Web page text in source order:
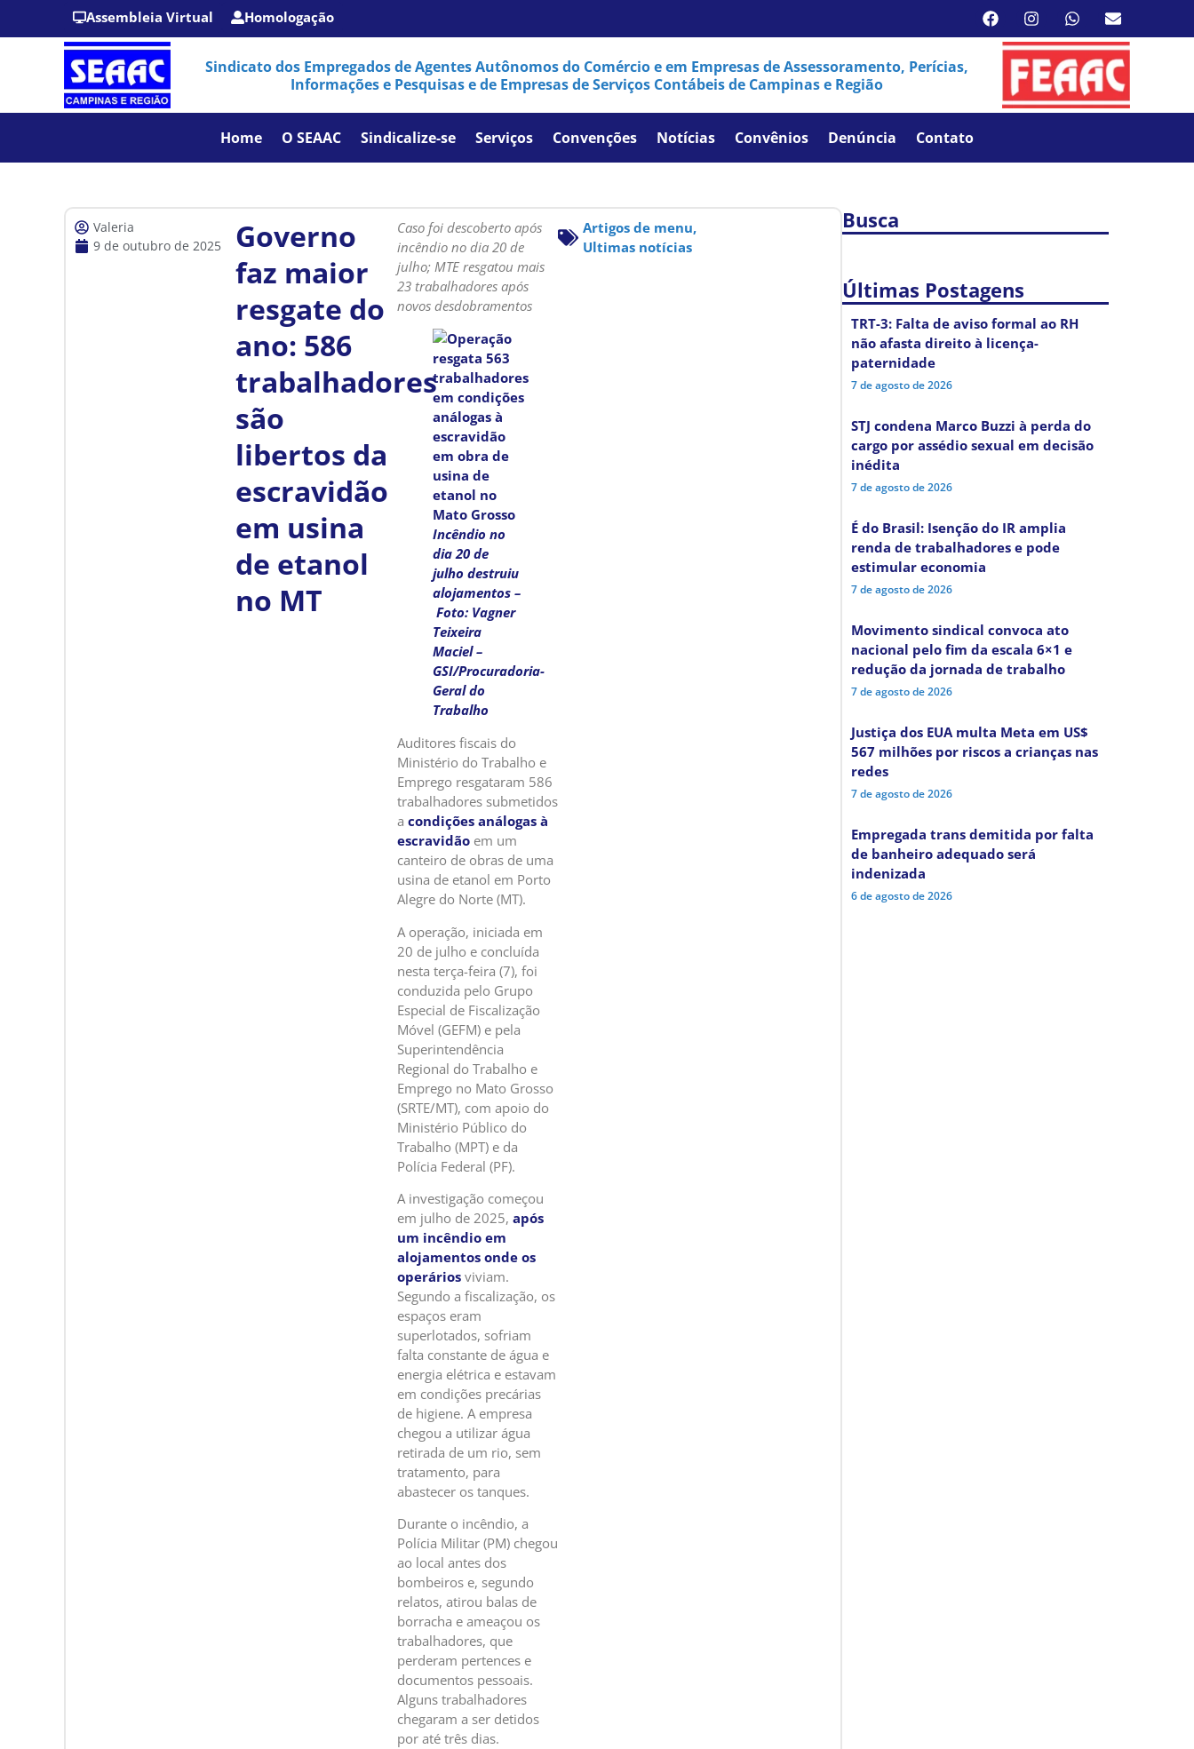
Assembleia Virtual Homologação
Sindicato dos Empregados de Agentes Autônomos do Comércio e em Empresas de Assessoramento, Perícias,
Informações e Pesquisas e de Empresas de Serviços Contábeis de Campinas e Região
Home O SEAAC Sindicalize-se Serviços Convenções Notícias Convênios Denúncia Contato
Valeria
9 de outubro de 2025
Governo
faz maior
resgate do
ano: 586
trabalhadores
são
libertos da
escravidão
em usina
de etanol
no MT
Caso foi descoberto após
incêndio no dia 20 de
julho; MTE resgatou mais
23 trabalhadores após
novos desdobramentos
Incêndio no
dia 20 de
julho destruiu
alojamentos –
Foto: Vagner
Teixeira
Maciel –
GSI/Procuradoria-
Geral do
Trabalho
Auditores fiscais do
Ministério do Trabalho e
Emprego resgataram 586
trabalhadores submetidos
a condições análogas à
escravidão em um
canteiro de obras de uma
usina de etanol em Porto
Alegre do Norte (MT).
A operação, iniciada em
20 de julho e concluída
nesta terça-feira (7), foi
conduzida pelo Grupo
Especial de Fiscalização
Móvel (GEFM) e pela
Superintendência
Regional do Trabalho e
Emprego no Mato Grosso
(SRTE/MT), com apoio do
Ministério Público do
Trabalho (MPT) e da
Polícia Federal (PF).
A investigação começou
em julho de 2025, após
um incêndio em
alojamentos onde os
operáriosviviam.
Segundo a fiscalização, os
espaços eram
superlotados, sofriam
falta constante de água e
energia elétrica e estavam
em condições precárias
de higiene. A empresa
chegou a utilizar água
retirada de um rio, sem
tratamento, para
abastecer os tanques.
Durante o incêndio, a
Polícia Militar (PM) chegou
ao local antes dos
bombeiros e, segundo
relatos, atirou balas de
borracha e ameaçou os
trabalhadores, que
perderam pertences e
documentos pessoais.
Alguns trabalhadores
chegaram a ser detidos
por até três dias.
Artigos de menu,
Ultimas notícias
Busca
Últimas Postagens
TRT-3: Falta de aviso formal ao RH
não afasta direito à licença-
paternidade
7 de agosto de 2026
STJ condena Marco Buzzi à perda do
cargo por assédio sexual em decisão
inédita
7 de agosto de 2026
É do Brasil: Isenção do IR amplia
renda de trabalhadores e pode
estimular economia
7 de agosto de 2026
Movimento sindical convoca ato
nacional pelo fim da escala 6×1 e
redução da jornada de trabalho
7 de agosto de 2026
Justiça dos EUA multa Meta em US$
567 milhões por riscos a crianças nas
redes
7 de agosto de 2026
Empregada trans demitida por falta
de banheiro adequado será
indenizada
6 de agosto de 2026